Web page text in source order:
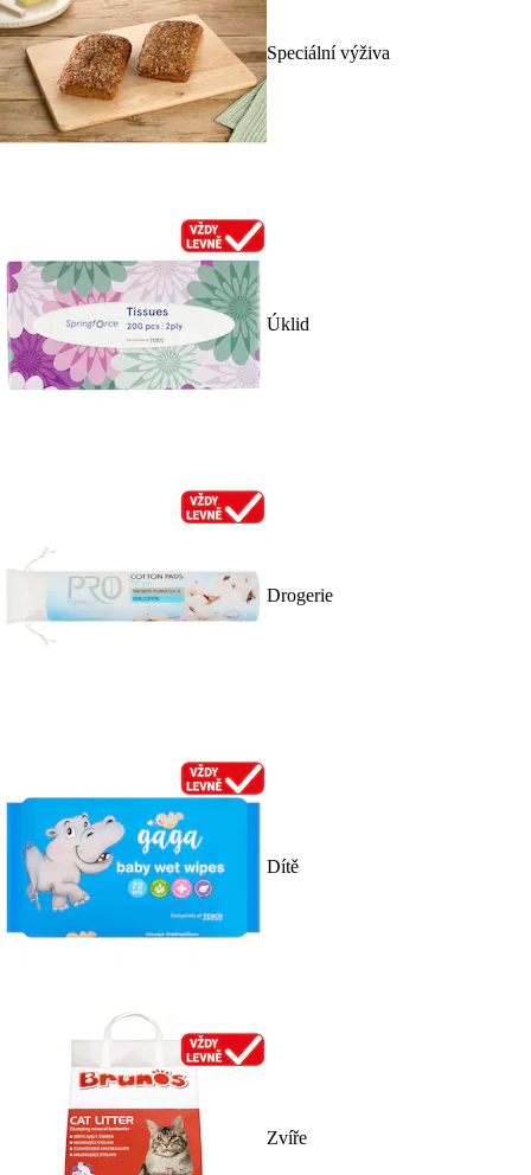
Speciální výživa
Úklid
Drogerie
Dítě
Zvíře